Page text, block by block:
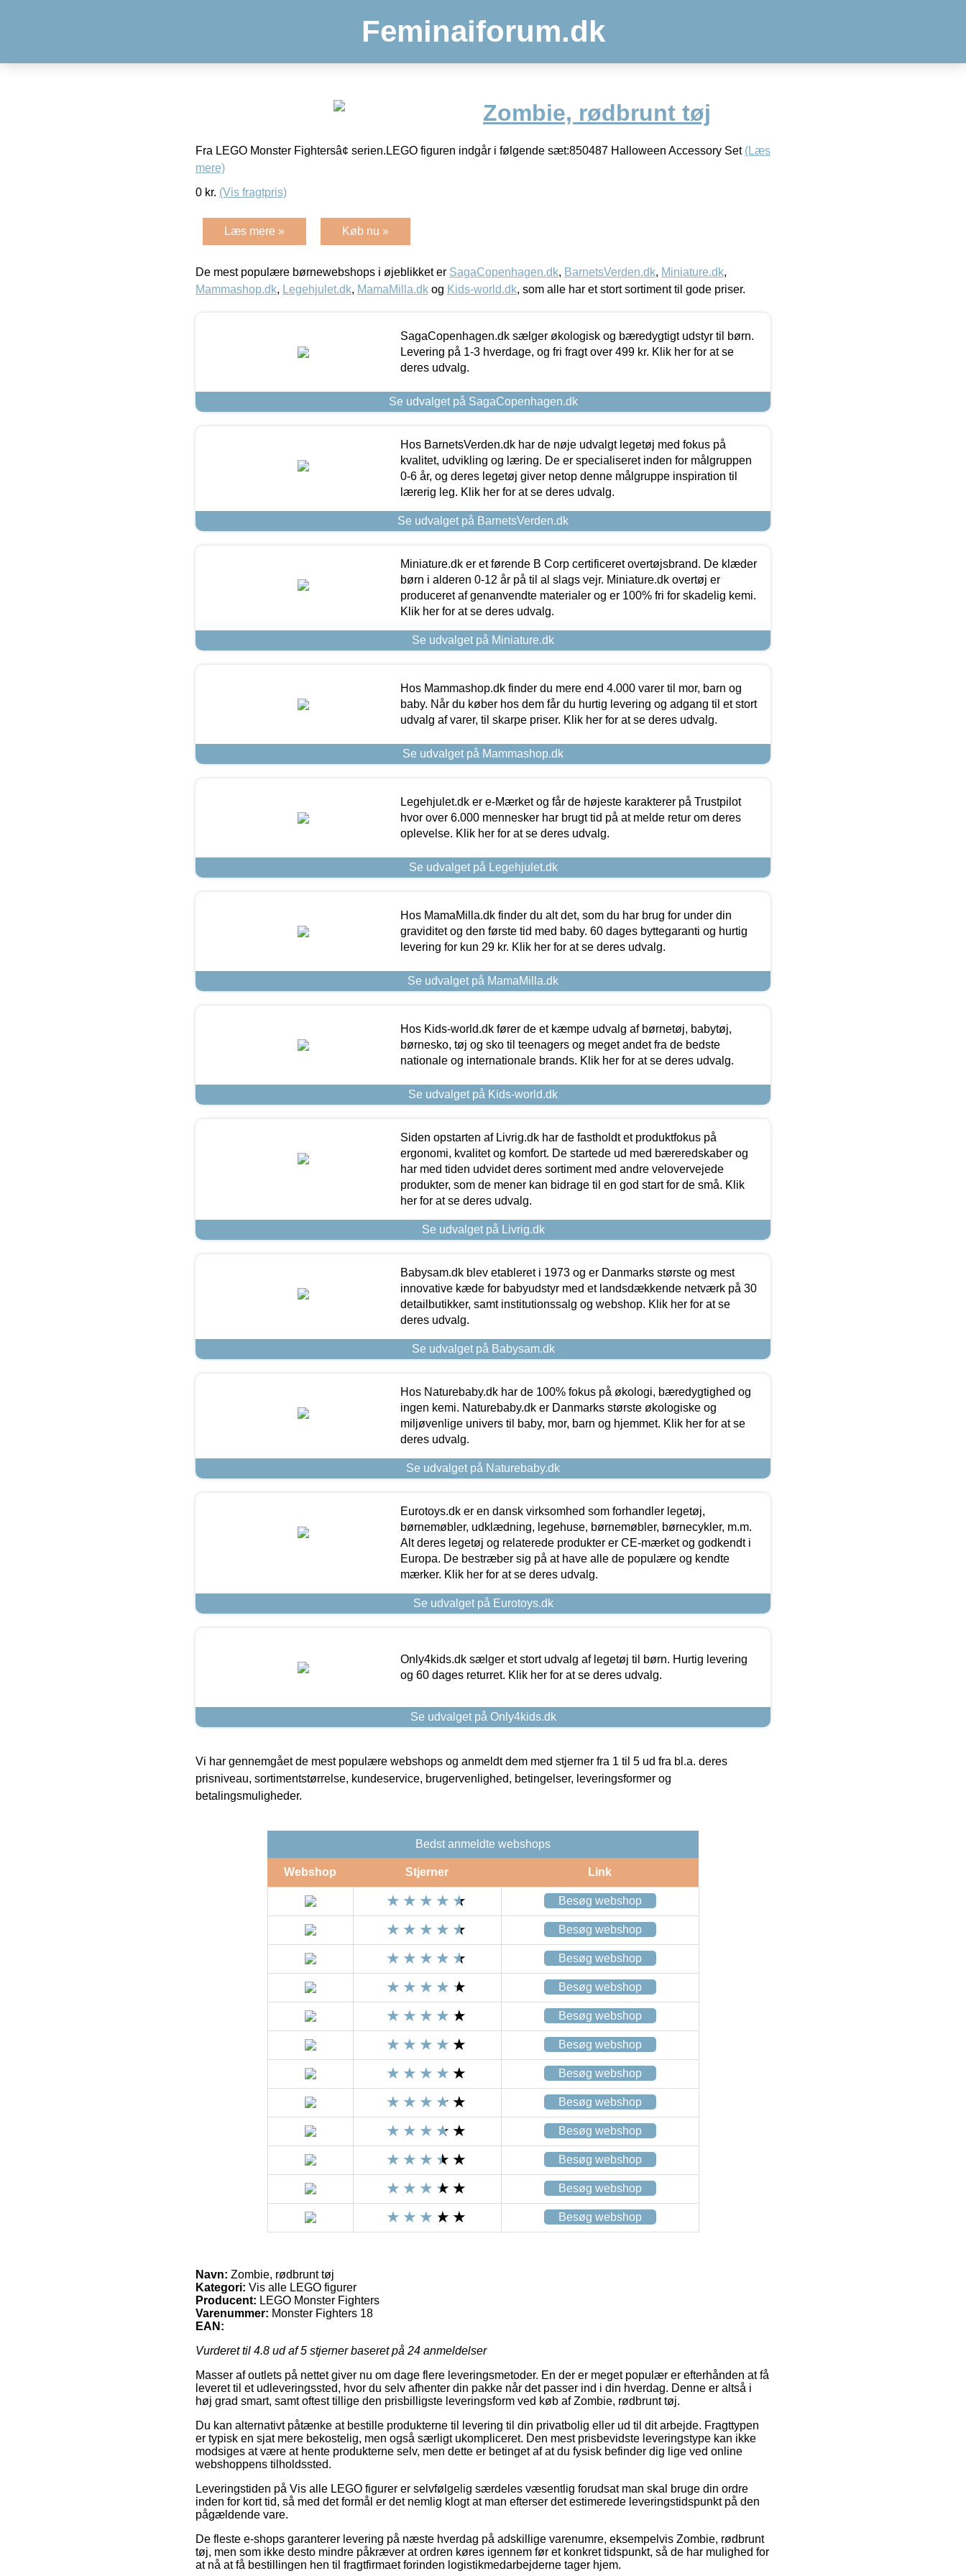
Feminaiforum.dk
Zombie, rødbrunt tøj
Fra LEGO Monster Fightersâ¢ serien.LEGO figuren indgår i følgende sæt:850487 Halloween Accessory Set (Læs
mere)
0 kr. (Vis fragtpris)
Læs mere » Køb nu »
De mest populære børnewebshops i øjeblikket er SagaCopenhagen.dk, BarnetsVerden.dk, Miniature.dk,
Mammashop.dk, Legehjulet.dk, MamaMilla.dk og Kids-world.dk, som alle har et stort sortiment til gode priser.
SagaCopenhagen.dk sælger økologisk og bæredygtigt udstyr til børn.
Levering på 1-3 hverdage, og fri fragt over 499 kr. Klik her for at se
deres udvalg.
Se udvalget på SagaCopenhagen.dk
Hos BarnetsVerden.dk har de nøje udvalgt legetøj med fokus på
kvalitet, udvikling og læring. De er specialiseret inden for målgruppen
0-6 år, og deres legetøj giver netop denne målgruppe inspiration til
lærerig leg. Klik her for at se deres udvalg.
Se udvalget på BarnetsVerden.dk
Miniature.dk er et førende B Corp certificeret overtøjsbrand. De klæder
børn i alderen 0-12 år på til al slags vejr. Miniature.dk overtøj er
produceret af genanvendte materialer og er 100% fri for skadelig kemi.
Klik her for at se deres udvalg.
Se udvalget på Miniature.dk
Hos Mammashop.dk finder du mere end 4.000 varer til mor, barn og
baby. Når du køber hos dem får du hurtig levering og adgang til et stort
udvalg af varer, til skarpe priser. Klik her for at se deres udvalg.
Se udvalget på Mammashop.dk
Legehjulet.dk er e-Mærket og får de højeste karakterer på Trustpilot
hvor over 6.000 mennesker har brugt tid på at melde retur om deres
oplevelse. Klik her for at se deres udvalg.
Se udvalget på Legehjulet.dk
Hos MamaMilla.dk finder du alt det, som du har brug for under din
graviditet og den første tid med baby. 60 dages byttegaranti og hurtig
levering for kun 29 kr. Klik her for at se deres udvalg.
Se udvalget på MamaMilla.dk
Hos Kids-world.dk fører de et kæmpe udvalg af børnetøj, babytøj,
børnesko, tøj og sko til teenagers og meget andet fra de bedste
nationale og internationale brands. Klik her for at se deres udvalg.
Se udvalget på Kids-world.dk
Siden opstarten af Livrig.dk har de fastholdt et produktfokus på
ergonomi, kvalitet og komfort. De startede ud med bæreredskaber og
har med tiden udvidet deres sortiment med andre velovervejede
produkter, som de mener kan bidrage til en god start for de små. Klik
her for at se deres udvalg.
Se udvalget på Livrig.dk
Babysam.dk blev etableret i 1973 og er Danmarks største og mest
innovative kæde for babyudstyr med et landsdækkende netværk på 30
detailbutikker, samt institutionssalg og webshop. Klik her for at se
deres udvalg.
Se udvalget på Babysam.dk
Hos Naturebaby.dk har de 100% fokus på økologi, bæredygtighed og
ingen kemi. Naturebaby.dk er Danmarks største økologiske og
miljøvenlige univers til baby, mor, barn og hjemmet. Klik her for at se
deres udvalg.
Se udvalget på Naturebaby.dk
Eurotoys.dk er en dansk virksomhed som forhandler legetøj,
børnemøbler, udklædning, legehuse, børnemøbler, børnecykler, m.m.
Alt deres legetøj og relaterede produkter er CE-mærket og godkendt i
Europa. De bestræber sig på at have alle de populære og kendte
mærker. Klik her for at se deres udvalg.
Se udvalget på Eurotoys.dk
Only4kids.dk sælger et stort udvalg af legetøj til børn. Hurtig levering
og 60 dages returret. Klik her for at se deres udvalg.
Se udvalget på Only4kids.dk
Vi har gennemgået de mest populære webshops og anmeldt dem med stjerner fra 1 til 5 ud fra bl.a. deres
prisniveau, sortimentstørrelse, kundeservice, brugervenlighed, betingelser, leveringsformer og
betalingsmuligheder.
Bedst anmeldte webshops
Webshop Stjerner Link
Besøg webshop
Besøg webshop
Besøg webshop
Besøg webshop
Besøg webshop
Besøg webshop
Besøg webshop
Besøg webshop
Besøg webshop
Besøg webshop
Besøg webshop
Besøg webshop
Navn: Zombie, rødbrunt tøj
Kategori: Vis alle LEGO figurer
Producent: LEGO Monster Fighters
Varenummer: Monster Fighters 18
EAN:
Vurderet til 4.8 ud af 5 stjerner baseret på 24 anmeldelser
Masser af outlets på nettet giver nu om dage flere leveringsmetoder. En der er meget populær er efterhånden at få
leveret til et udleveringssted, hvor du selv afhenter din pakke når det passer ind i din hverdag. Denne er altså i
høj grad smart, samt oftest tillige den prisbilligste leveringsform ved køb af Zombie, rødbrunt tøj.
Du kan alternativt påtænke at bestille produkterne til levering til din privatbolig eller ud til dit arbejde. Fragttypen
er typisk en sjat mere bekostelig, men også særligt ukompliceret. Den mest prisbevidste leveringstype kan ikke
modsiges at være at hente produkterne selv, men dette er betinget af at du fysisk befinder dig lige ved online
webshoppens tilholdssted.
Leveringstiden på Vis alle LEGO figurer er selvfølgelig særdeles væsentlig forudsat man skal bruge din ordre
inden for kort tid, så med det formål er det nemlig klogt at man efterser det estimerede leveringstidspunkt på den
pågældende vare.
De fleste e-shops garanterer levering på næste hverdag på adskillige varenumre, eksempelvis Zombie, rødbrunt
tøj, men som ikke desto mindre påkræver at ordren køres igennem før et konkret tidspunkt, så de har mulighed for
at nå at få bestillingen hen til fragtfirmaet forinden logistikmedarbejderne tager hjem.